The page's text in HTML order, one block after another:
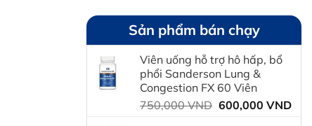
Sản phẩm bán chạy
Viên uống hỗ trợ hô hấp, bổ
phổi Sanderson Lung &
Congestion FX 60 Viên
750,000VND Giá
600,000 VNDGiá